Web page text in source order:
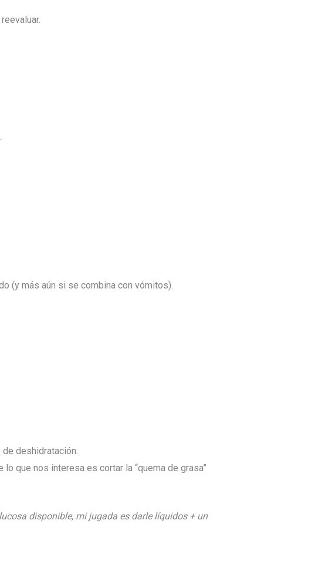
(y más aún si se combina con vómitos).
deshidratación.
que nos interesa es cortar la “quema de grasa”
disponible, mi jugada es darle líquidos + un